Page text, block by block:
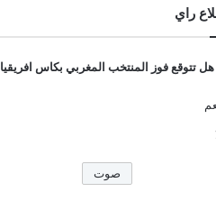
راي
هل تتوقع فوز المنتخب المغربي بكاس افريقيا